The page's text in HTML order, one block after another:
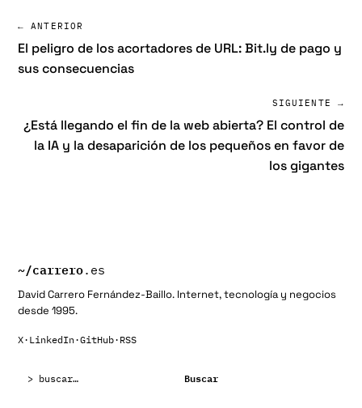
← ANTERIOR
El peligro de los acortadores de URL: Bit.ly de pago y
sus consecuencias
SIGUIENTE →
¿Está llegando el fin de la web abierta? El control de
la IA y la desaparición de los pequeños en favor de
los gigantes
~/carrero.es
David Carrero Fernández-Baillo. Internet, tecnología y negocios
desde 1995.
X· LinkedIn·GitHub· RSS
Buscar